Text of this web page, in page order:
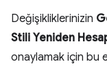
Değişikliklerinizin
Stili Yeniden
onaylamak için bu